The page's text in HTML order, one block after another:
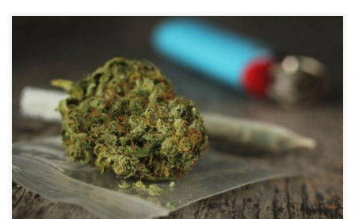
Uniwersytet przy Harvardzie opublikował nowe badania na temat
cannabisu. Z reguły wiele ówczesnych badań, a raczej ich wyniki,
są bynajmniej wątpliwe: mała liczba probantów, rzekome
związki, puste korelacje, itd. Zbyt często mamy wrażenie, że
wynik badania jest tylko i wyłącznie dopasowywany do oczekiwań
jej sponsora. Bardzo często dzieje się tak […]